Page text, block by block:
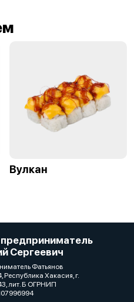
Вулкан
Сергеевич
Фатьянов
Хакасия, г.
лит. Б ОГРНИП